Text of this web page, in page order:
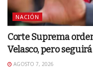
NACIÓN
Corte Suprema
Velasco, pero
AGOSTO 7, 2026